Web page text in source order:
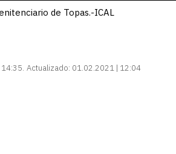
de Topas.-ICAL
Actualizado: 01.02.2021 | 12:04